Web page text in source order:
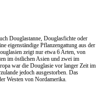
Douglastanne, Douglasfichte oder
eigenständige Pflanzengattung aus der
zeigt nur etwa 6 Arten, von
im östlichen Asien und zwei im
war die Douglasie vor langer Zeit im
jedoch ausgestorben. Das
Westen von Nordamerika.